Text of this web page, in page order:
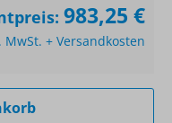
983,25 €
MwSt. + Versandkosten